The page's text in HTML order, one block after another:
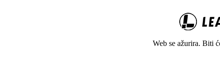
Web se ažurira. Biti